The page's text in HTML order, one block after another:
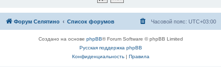
Форум Селятино Список форумов Часовой пояс: UTC+03:00
Создано на основе phpBB® Forum Software © phpBB Limited
Русская поддержка phpBB
Конфиденциальность| Правила